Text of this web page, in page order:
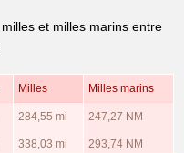
et milles marins entre
Milles Milles marins
284,55 mi 247,27 NM
338,03 mi 293,74 NM